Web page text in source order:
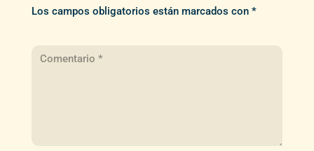
Los campos obligatorios están marcados con *